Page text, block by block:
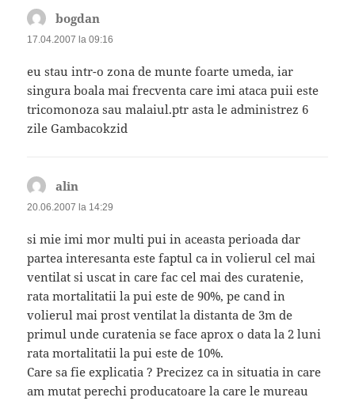
bogdan
17.04.2007 la 09:16
eu stau intr-o zona de munte foarte umeda, iar
singura boala mai frecventa care imi ataca puii este
tricomonoza sau malaiul.ptr asta le administrez 6
zile Gambacokzid
alin
20.06.2007 la 14:29
si mie imi mor multi pui in aceasta perioada dar
partea interesanta este faptul ca in volierul cel mai
ventilat si uscat in care fac cel mai des curatenie,
rata mortalitatii la pui este de 90%, pe cand in
volierul mai prost ventilat la distanta de 3m de
primul unde curatenia se face aprox o data la 2 luni
rata mortalitatii la pui este de 10%.
Care sa fie explicatia ? Precizez ca in situatia in care
am mutat perechi producatoare la care le mureau